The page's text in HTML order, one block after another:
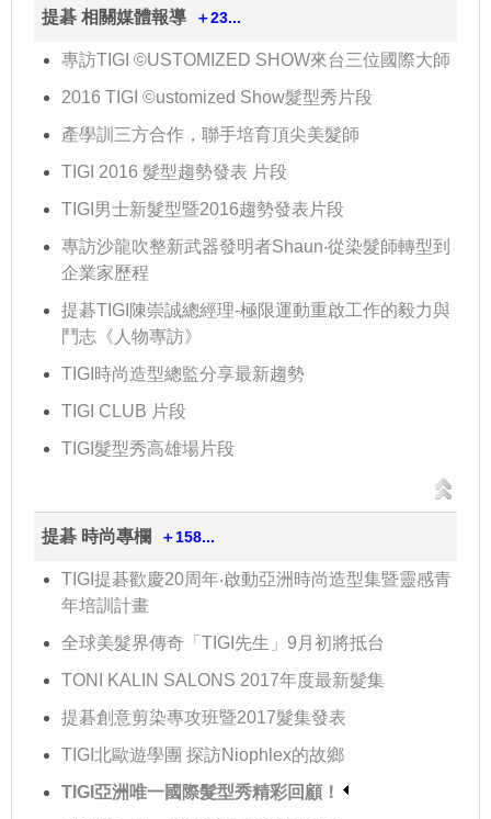
提碁 相關媒體報導 ＋23...
專訪TIGI ©USTOMIZED SHOW來台三位國際大師
2016 TIGI ©ustomized Show髮型秀片段
產學訓三方合作，聯手培育頂尖美髮師
TIGI 2016 髮型趨勢發表 片段
TIGI男士新髮型暨2016趨勢發表片段
專訪沙龍吹整新武器發明者Shaun‧從染髮師轉型到
企業家歷程
提碁TIGI陳崇誠總經理-極限運動重啟工作的毅力與
鬥志《人物專訪》
TIGI時尚造型總監分享最新趨勢
TIGI CLUB 片段
TIGI髮型秀高雄場片段
提碁 時尚專欄 ＋158...
TIGI提碁歡慶20周年‧啟動亞洲時尚造型集暨靈感青
年培訓計畫
全球美髮界傳奇「TIGI先生」9月初將抵台
TONI KALIN SALONS 2017年度最新髮集
提碁創意剪染專攻班暨2017髮集發表
TIGI北歐遊學團 探訪Niophlex的故鄉
TIGI亞洲唯一國際髮型秀精彩回顧！